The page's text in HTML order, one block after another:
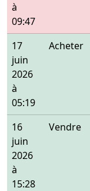
à
09:47
17
juin
2026
à
05:19
Acheter
16
juin
2026
à
15:28
Vendre